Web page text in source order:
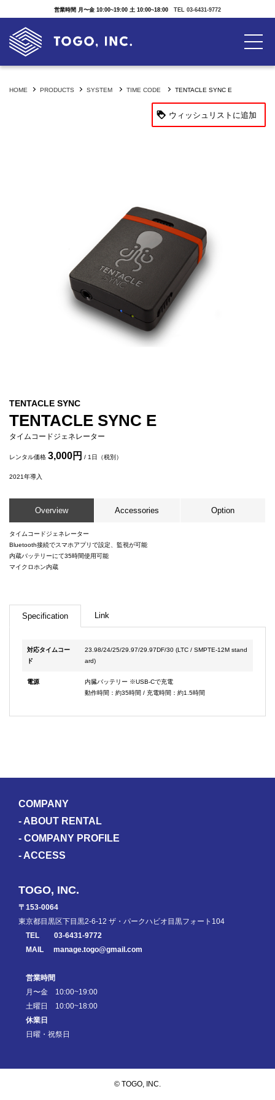
営業時間 月〜金 10:00~19:00 土 10:00~18:00 TEL 03-6431-9772
HOME PRODUCTS SYSTEM TIME CODE TENTACLE SYNC E
ウィッシュリストに追加
TENTACLE SYNC
TENTACLE SYNC E
タイムコードジェネレーター
レンタル価格 3,000円 / 1日（税別）
2021年導入
Overview Accessories Option
タイムコードジェネレーター
Bluetooth接続でスマホアプリで設定、監視が可能
内蔵バッテリーにて35時間使用可能
マイクロホン内蔵
Specification Link
対応タイムコー
ド
23.98/24/25/29.97/29.97DF/30 (LTC / SMPTE-12M stand
ard)
電源
内臓バッテリー ※USB-Cで充電
動作時間：約35時間 / 充電時間：約1.5時間
COMPANY
- ABOUT RENTAL
- COMPANY PROFILE
- ACCESS
TOGO, INC.
〒153-0064
東京都目黒区下目黒2-6-12 ザ・パークハビオ目黒フォート104
TEL 03-6431-9772
MAIL
manage.togo@gmail.com
営業時間
月〜金 10:00~19:00
土曜日 10:00~18:00
休業日
日曜・祝祭日
© TOGO, INC.